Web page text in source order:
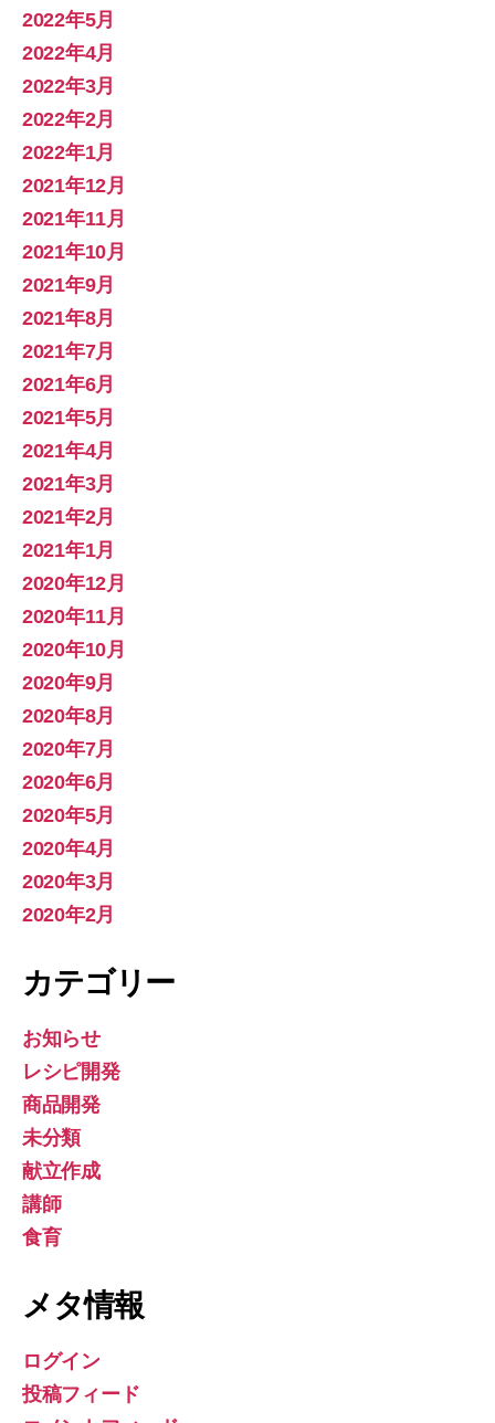
2022年5月
2022年4月
2022年3月
2022年2月
2022年1月
2021年12月
2021年11月
2021年10月
2021年9月
2021年8月
2021年7月
2021年6月
2021年5月
2021年4月
2021年3月
2021年2月
2021年1月
2020年12月
2020年11月
2020年10月
2020年9月
2020年8月
2020年7月
2020年6月
2020年5月
2020年4月
2020年3月
2020年2月
カテゴリー
お知らせ
レシピ開発
商品開発
未分類
献立作成
講師
食育
メタ情報
ログイン
投稿フィード